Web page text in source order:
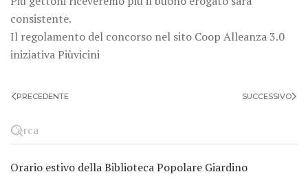
consistente.
Il regolamento del concorso nel sito Coop Alleanza 3.0
iniziativa Piùvicini
PRECEDENTE SUCCESSIVO
Orario estivo della Biblioteca Popolare Giardino